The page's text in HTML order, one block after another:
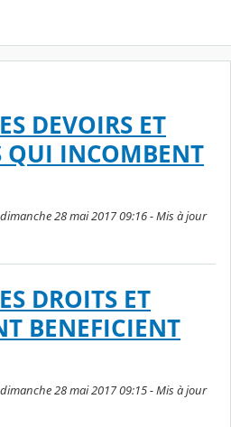
DEVOIRS ET
QUI INCOMBENT
28 mai 2017 09:16 - Mis à jour
DROITS ET
BENEFICIENT
28 mai 2017 09:15 - Mis à jour